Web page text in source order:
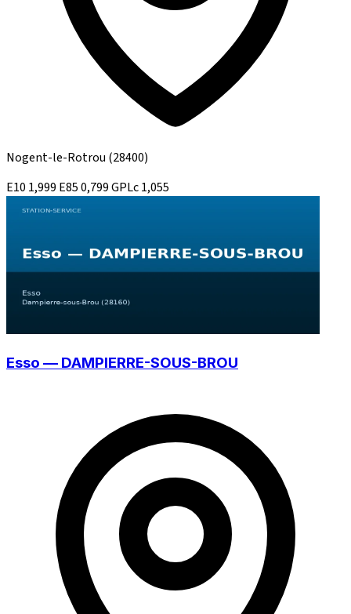
Nogent-le-Rotrou (28400)
E10 1,999 E850,799GPLc1,055
Esso — DAMPIERRE-SOUS-BROU